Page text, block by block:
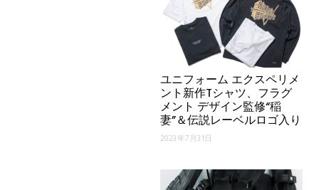
ユニフォーム エクスペリメ
ント新作Tシャツ、フラグ
メント デザイン監修“稲
妻”＆伝説レーベルロゴ入り
2023年7月31日